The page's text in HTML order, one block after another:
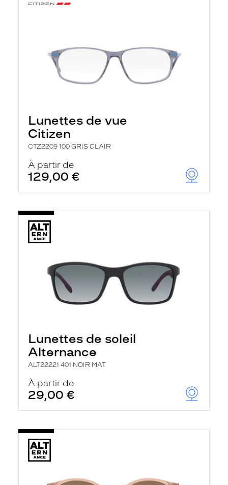
Lunettes de vue
Citizen
CTZ2209 100 GRIS CLAIR
À partir de
129,00 €
Lunettes de soleil
Alternance
ALT22221 401 NOIR MAT
À partir de
29,00 €